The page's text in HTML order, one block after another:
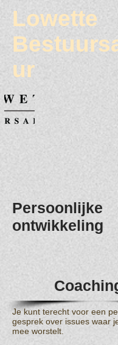
Lowette
ur
Persoonlijke
ontwikkeling
Je kunt terecht voor een
gesprek over issues waar
mee worstelt.